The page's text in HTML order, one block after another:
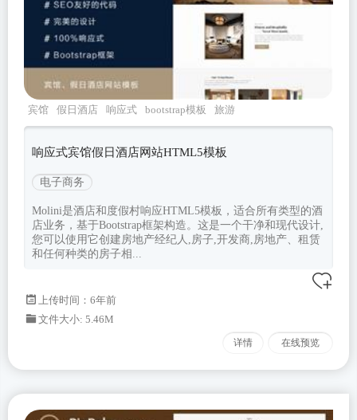
宾馆 假日酒店 响应式 bootstrap模板 旅游
响应式宾馆假日酒店网站HTML5模板
电子商务
Molini是酒店和度假村响应HTML5模板，适合所有类型的酒
店业务，基于Bootstrap框架构造。这是一个干净和现代设计,
您可以使用它创建房地产经纪人,房子,开发商,房地产、租赁
和任何种类的房子相...
上传时间：6年前
文件大小: 5.46M
详情 在线预览